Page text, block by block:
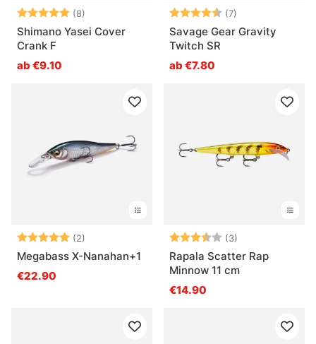
Bewertung:(8)
5.0 von 5 Sternen
Shimano Yasei Cover
Crank F
ab €9.10
Bewertung:(7)
Savage Gear Gravity
Twitch SR
ab €7.80
Bewertung:(2)
5.0 von 5 Sternen
Megabass X-Nanahan+1
€22.90
Bewertung:(3)
Rapala Scatter Rap
Minnow 11 cm
€14.90